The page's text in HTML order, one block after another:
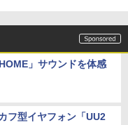
」サウンドを体感
フ型イヤフォン「UU2